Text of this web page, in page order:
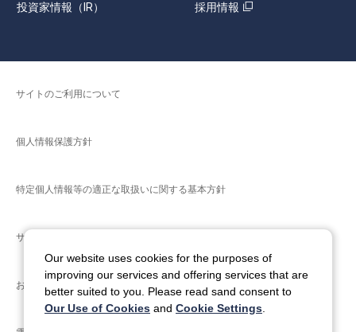
投資家情報（IR） 採用情報
サイトのご利用について
個人情報保護方針
特定個人情報等の適正な取扱いに関する基本方針
サイトマップ
お問い合わせ
Our website uses cookies for the purposes of
improving our services and offering services that are
better suited to you. Please read sand consent to
Our Use of Cookies and Cookie Settings